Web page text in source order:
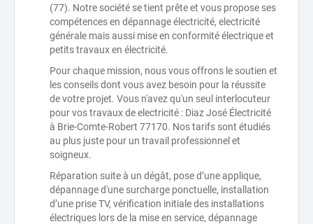
(77). Notre société se tient prête et vous propose ses
compétences en dépannage électricité, electricité
générale mais aussi mise en conformité électrique et
petits travaux en électricité.
Pour chaque mission, nous vous offrons le soutien et
les conseils dont vous avez besoin pour la réussite
de votre projet. Vous n'avez qu'un seul interlocuteur
pour vos travaux de electricité : Diaz José Électricité
à Brie-Comte-Robert 77170. Nos tarifs sont étudiés
au plus juste pour un travail professionnel et
soigneux.
Réparation suite à un dégât, pose d’une applique,
dépannage d'une surcharge ponctuelle, installation
d’une prise TV, vérification initiale des installations
électriques lors de la mise en service, dépannage